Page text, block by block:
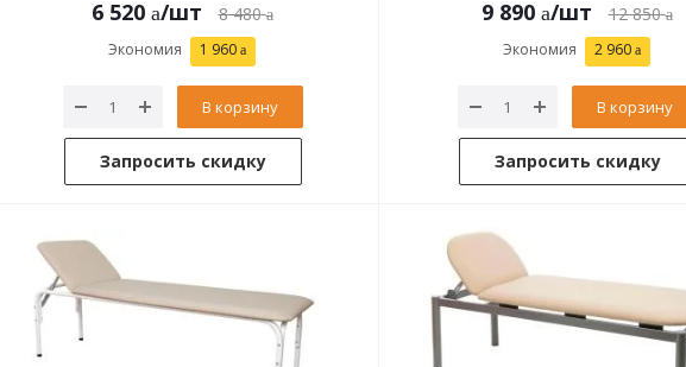
6 520 /шт 8 480
Экономия 1 960
В корзину
Запросить скидку
9 890 /шт 12 850
Экономия 2 960
В корзину
Запросить скидку